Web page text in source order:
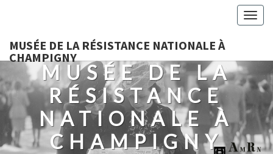
MUSÉE DE LA RÉSISTANCE NATIONALE À
CHAMPIGNY
MUSÉE DE LA
RÉSISTANCE
NATIONALE À
CHAMPIGNY